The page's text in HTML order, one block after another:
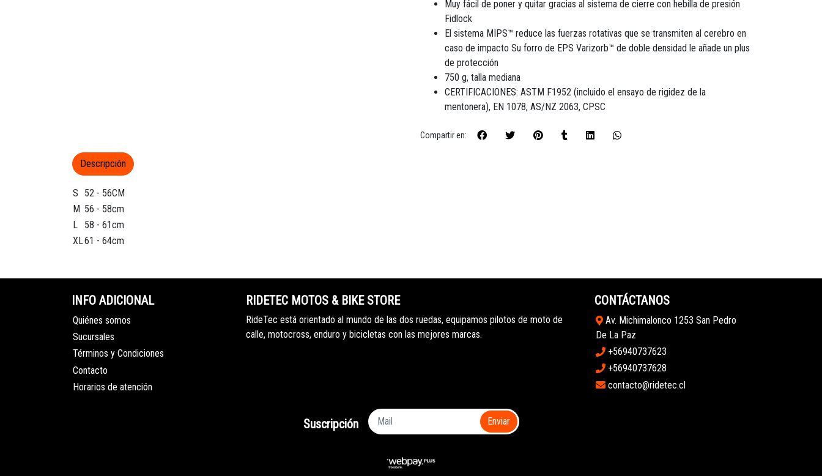
Muy fácil de poner y quitar gracias al sistema de cierre con hebilla de presión
Fidlock
El sistema MIPS™ reduce las fuerzas rotativas que se transmiten al cerebro en
caso de impacto Su forro de EPS Varizorb™ de doble densidad le añade un plus
de protección
750 g, talla mediana
CERTIFICACIONES: ASTM F1952 (incluido el ensayo de rigidez de la
mentonera), EN 1078, AS/NZ 2063, CPSC
Compartir en:
S
52 - 56CM
M 56 - 58cm
L
58 - 61cm
XL61 - 64cm
Descripción
INFO ADICIONAL
Quiénes somos
Sucursales
Términos y Condiciones
Contacto
Horarios de atención
RIDETEC MOTOS & BIKE STORE
RideTec está orientado al mundo de las dos ruedas, equipamos pilotos de moto de
calle, motocross, enduro y bicicletas con las mejores marcas.
CONTÁCTANOS
Av. Michimalonco 1253 San Pedro
De La Paz
+56940737623
+56940737628
contacto@ridetec.cl
Suscripción Enviar